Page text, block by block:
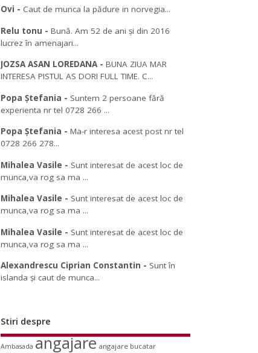
Ovi - Caut de munca la pădure in norvegia...
Relu tonu -Bună. Am 52 de ani și din 2016
lucrez în amenajari...
JOZSA ASAN LOREDANA-BUNA ZIUA MAR
INTERESA PISTUL AS DORI FULL TIME. C...
Popa Ștefania - Suntem 2 persoane fără
experienta nr tel 0728 266 ...
Popa Ștefania -Ma-r interesa acest post nr tel
0728 266 278...
Mihalea Vasile - Sunt interesat de acest loc de
munca,va rog sa ma ...
Mihalea Vasile - Sunt interesat de acest loc de
munca,va rog sa ma ...
Mihalea Vasile - Sunt interesat de acest loc de
munca,va rog sa ma ...
Alexandrescu Ciprian Constantin - Sunt în
islanda și caut de munca...
Stiri despre
Ambasada angajare angajare bucatar